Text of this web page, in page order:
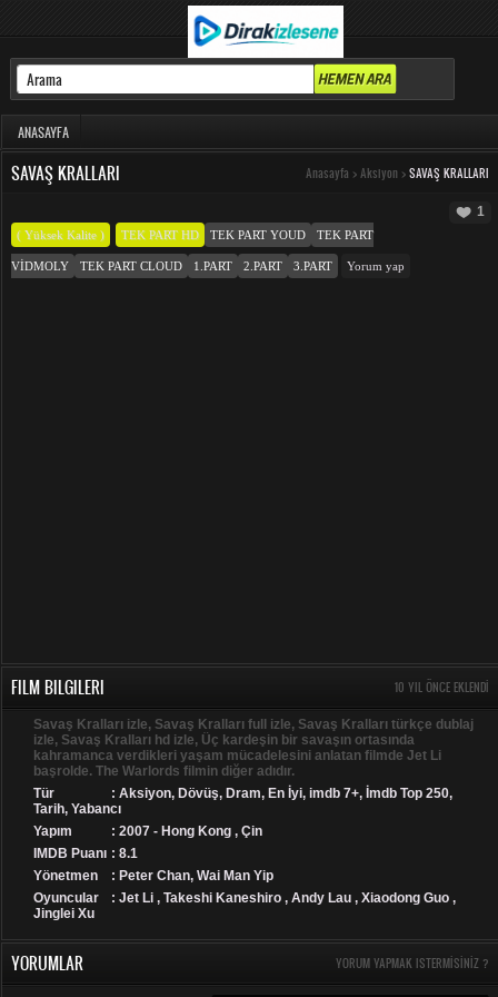
ANASAYFA
SAVAŞ KRALLARI Anasayfa > Aksiyon > SAVAŞ KRALLARI
1
( Yüksek Kalite ) TEK PART HD TEK PART YOUD TEK PART
VIDMOLY TEK PART CLOUD 1.PART 2.PART 3.PART Yorum yap
FILM BILGILERI 10 YIL ÖNCE EKLENDI
Savaş Kralları izle, Savaş Kralları full izle, Savaş Kralları türkçe dublaj
izle, Savaş Kralları hd izle, Üç kardeşin bir savaşın ortasında
kahramanca verdikleri yaşam mücadelesini anlatan filmde Jet Li
başrolde. The Warlords filmin diğer adıdır.
Tür
: Aksiyon, Dövüş, Dram, En İyi, imdb 7+, İmdb Top 250,
Tarih, Yabancı
Yapım
: 2007 - Hong Kong , Çin
IMDB Puanı : 8.1
Yönetmen
: Peter Chan, Wai Man Yip
Oyuncular
: Jet Li , Takeshi Kaneshiro , Andy Lau , Xiaodong Guo ,
Jinglei Xu
YORUMLAR YORUM YAPMAK ISTERMISINIZ ?